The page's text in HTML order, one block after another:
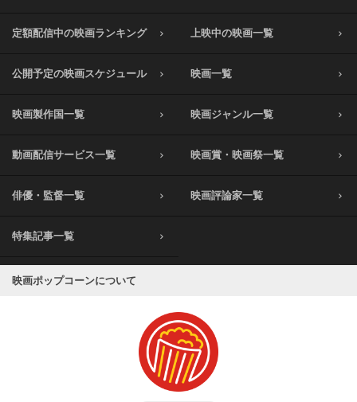
定額配信中の映画ランキング 上映中の映画一覧
公開予定の映画スケジュール 映画一覧
映画製作国一覧 映画ジャンル一覧
動画配信サービス一覧 映画賞・映画祭一覧
俳優・監督一覧 映画評論家一覧
特集記事一覧
映画ポップコーンについて